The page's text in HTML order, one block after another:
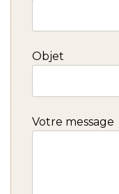
Objet
Votre message